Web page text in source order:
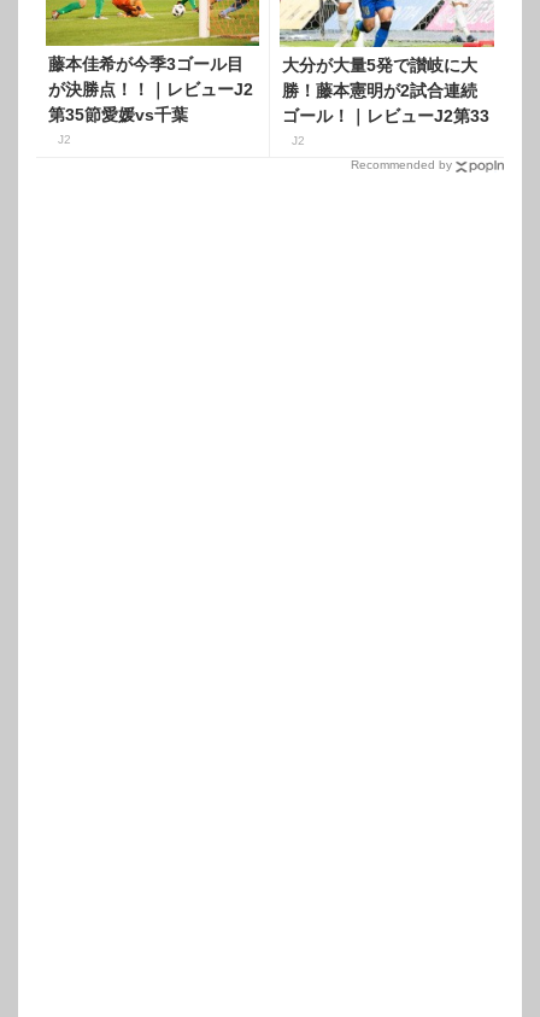
藤本佳希が今季3ゴール目
が決勝点！！｜レビューJ2
第35節愛媛vs千葉
J2
大分が大量5発で讃岐に大
勝！藤本憲明が2試合連続
ゴール！｜レビューJ2第33
節大分vs讃岐
J2
Recommended by